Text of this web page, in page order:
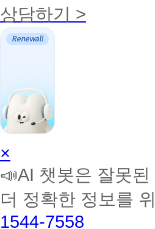
상담하기 >
AI
학
습
토
커
×
📣AI 챗봇은 잘못
더 정확한 정보를
1544-7558